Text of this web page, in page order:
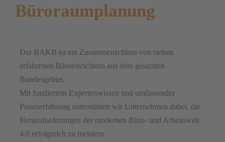
Büroraumplanung
Der BAKB ist ein Zusammenschluss von sieben
erfahrenen Büroeinrichtern aus dem gesamten
Bundesgebiet.
Mit fundiertem Expertenwissen und umfassender
Praxiserfahrung unterstützen wir Unternehmen dabei, die
Herausforderungen der modernen Büro- und Arbeitswelt
4.0 erfolgreich zu meistern.